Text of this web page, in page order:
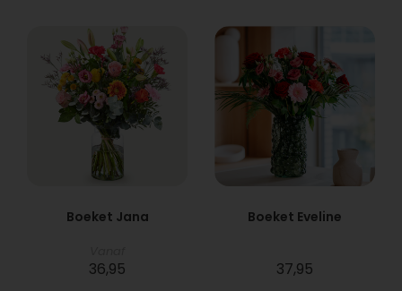
Boeket Jana
36,95
Boeket Eveline
37,95